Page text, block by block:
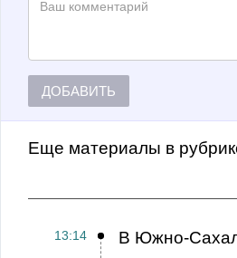
ДОБАВИТЬ
Еще материалы в
13:14 В Южно-